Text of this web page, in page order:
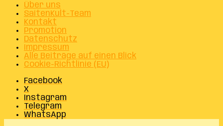
Über uns
SaitenKult-Team
Kontakt
Promotion
Datenschutz
Impressum
Alle Beiträge auf einen Blick
Cookie-Richtlinie (EU)
Facebook
X
Instagram
Telegram
WhatsApp